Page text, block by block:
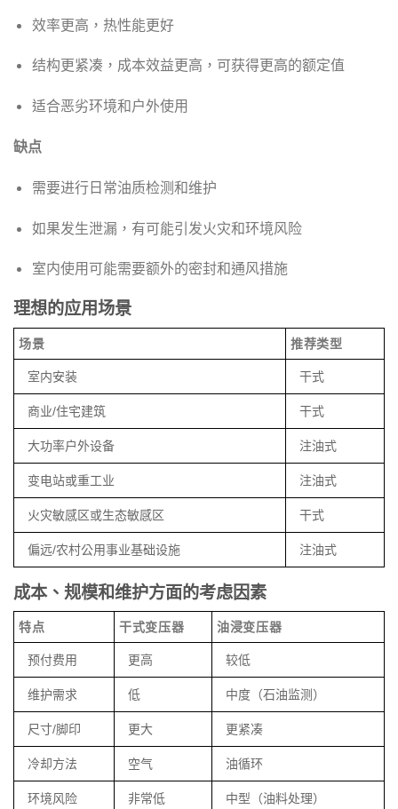
效率更高，热性能更好
结构更紧凑，成本效益更高，可获得更高的额定值
适合恶劣环境和户外使用
缺点
需要进行日常油质检测和维护
如果发生泄漏，有可能引发火灾和环境风险
室内使用可能需要额外的密封和通风措施
理想的应用场景
场景 推荐类型
室内安装 干式
商业/住宅建筑 干式
大功率户外设备 注油式
变电站或重工业 注油式
火灾敏感区或生态敏感区 干式
偏远/农村公用事业基础设施 注油式
成本、规模和维护方面的考虑因素
特点 干式变压器 油浸变压器
预付费用 更高 较低
维护需求 低 中度（石油监测）
尺寸/脚印 更大 更紧凑
冷却方法 空气 油循环
环境风险 非常低 中型（油料处理）